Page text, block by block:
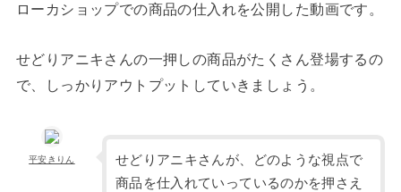
ローカショップでの商品の仕入れを公開した動画です。
せどりアニキさんの一押しの商品がたくさん登場するの
で、しっかりアウトプットしていきましょう。
平安きりん
せどりアニキさんが、どのような視点で
商品を仕入れていっているのかを押さえ